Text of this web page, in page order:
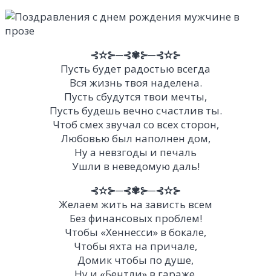
⊰✫⊱─⊰✾⊱─⊰✫⊱
Пусть будет радостью всегда
Вся жизнь твоя наделена.
Пусть сбудутся твои мечты,
Пусть будешь вечно счастлив ты.
Чтоб смех звучал со всех сторон,
Любовью был наполнен дом,
Ну а невзгоды и печаль
Ушли в неведомую даль!
⊰✫⊱─⊰✾⊱─⊰✫⊱
Желаем жить на зависть всем
Без финансовых проблем!
Чтобы «Хеннесси» в бокале,
Чтобы яхта на причале,
Домик чтобы по душе,